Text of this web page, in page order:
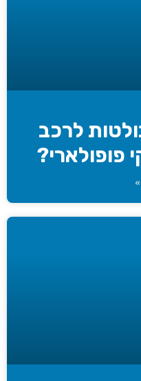
לרכב
פופולארי?